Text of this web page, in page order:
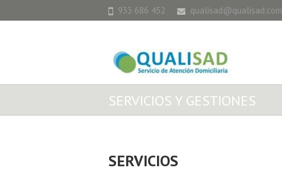
933 686 452 qualisad@qualisad.com
SERVICIOS Y GESTIONES
SERVICIOS